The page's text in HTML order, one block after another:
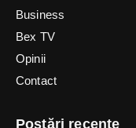
Business
Bex TV
Opinii
Contact
Postări recente